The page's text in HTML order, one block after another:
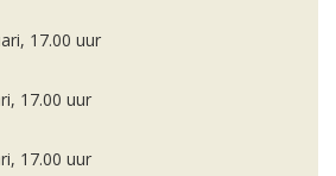
17.00 uur
17.00 uur
17.00 uur